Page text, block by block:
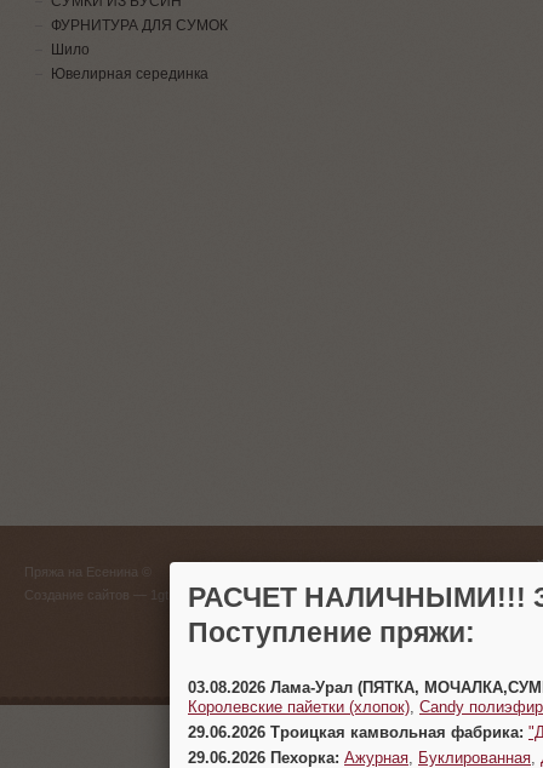
ФУРНИТУРА ДЛЯ СУМОК
Шило
Ювелирная серединка
Пряжа на Есенина ©
Создание сайтов
(383)
г.
РАСЧЕТ НАЛИЧНЫМИ!!!
Поступление пряжи:
03.08.2026 Лама-Урал (ПЯТКА,
Королевские пайетки (хлопок) Candy
29.06.2026 Троицкая камвольная фабрика:
29.06.2026 Пехорка: Ажурная Буклированная